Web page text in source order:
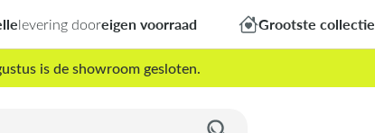
levering dooreigen voorraad Grootste collectie
is de showroom gesloten.